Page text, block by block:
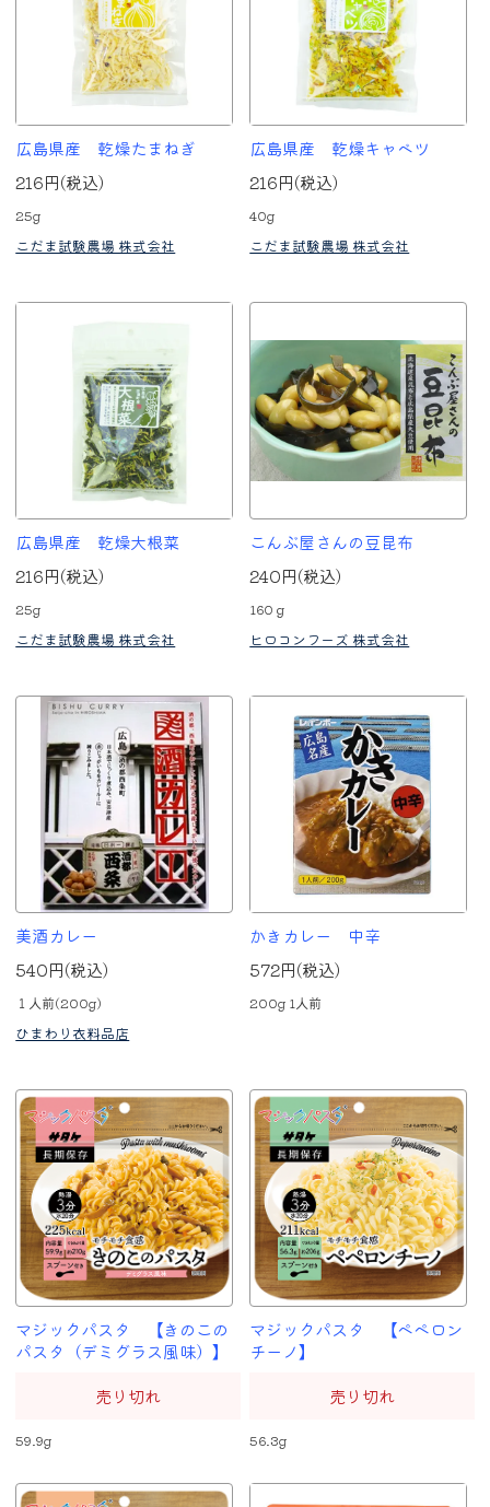
広島県産 乾燥たまねぎ
216円(税込)
25g
こだま試験農場 株式会社
広島県産 乾燥キャベツ
216円(税込)
40g
こだま試験農場 株式会社
広島県産 乾燥大根菜
216円(税込)
25g
こだま試験農場 株式会社
こんぶ屋さんの豆昆布
240円(税込)
160ｇ
ヒロコンフーズ 株式会社
美酒カレー
540円(税込)
１人前(200g)
ひまわり衣料品店
かきカレー 中辛
572円(税込)
200g 1人前
マジックパスタ 【きのこの
パスタ（デミグラス風味）】
売り切れ
59.9g
マジックパスタ 【ペペロン
チーノ】
売り切れ
56.3g